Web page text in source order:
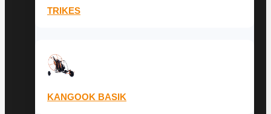
TRIKES
KANGOOK BASIK